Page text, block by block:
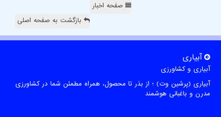
صفحه اخبار
بازگشت به صفحه اصلی
آبیاری
آبیاری و کشاورزی
آبیاری (پرشین وت) ؛ از بذر تا محصول، همراه مطمئن شما در کشاورزی
مدرن و باغبانی هوشمند